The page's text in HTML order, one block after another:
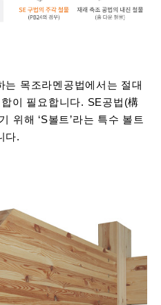
목조라멘공법에서는 절대
이 필요합니다. SE공법(構
위해 ‘S볼트’라는 특수 볼트
다.